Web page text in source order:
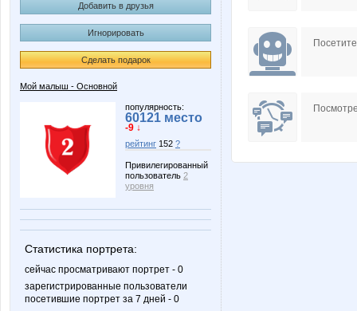
Добавить в друзья
Игнорировать
Сделать подарок
Мой малыш - Основной
популярность:
60121 место
-9 ↓
рейтинг 152 ?
Привилегированный
пользователь 2
уровня
Статистика портрета:
сейчас просматривают портрет - 0
зарегистрированные пользователи
посетившие портрет за 7 дней - 0